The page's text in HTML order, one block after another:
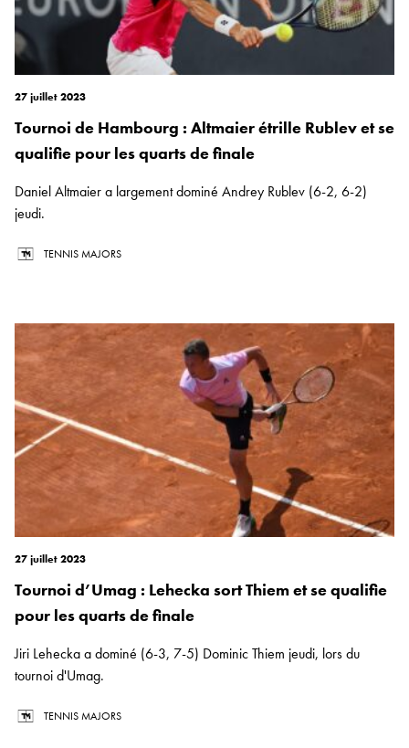
27 juillet 2023
Tournoi de Hambourg : Altmaier étrille Rublev et se
qualifie pour les quarts de finale
Daniel Altmaier a largement dominé Andrey Rublev (6-2, 6-2)
jeudi.
TENNIS MAJORS
27 juillet 2023
Tournoi d’Umag : Lehecka sort Thiem et se qualifie
pour les quarts de finale
Jiri Lehecka a dominé (6-3, 7-5) Dominic Thiem jeudi, lors du
tournoi d'Umag.
TENNIS MAJORS